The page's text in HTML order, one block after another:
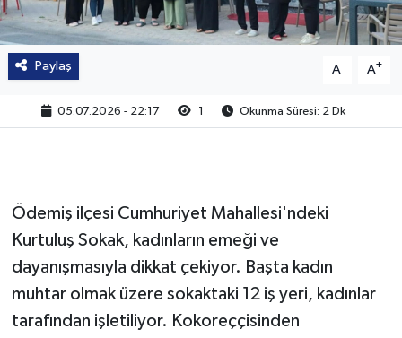
Paylaş A- A+
05.07.2026 - 22:17 1 Okunma Süresi: 2 Dk
Ödemiş ilçesi Cumhuriyet Mahallesi'ndeki
Kurtuluş Sokak, kadınların emeği ve
dayanışmasıyla dikkat çekiyor. Başta kadın
muhtar olmak üzere sokaktaki 12 iş yeri, kadınlar
tarafından işletiliyor. Kokoreççisinden